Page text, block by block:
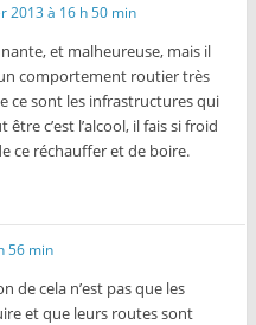
2013 à 16 h 50 min
et malheureuse, mais il
comportement routier très
ce sont les infrastructures qui
c’est l’alcool, il fais si froid
ce réchauffer et de boire.
56 min
de cela n’est pas que les
et que leurs routes sont